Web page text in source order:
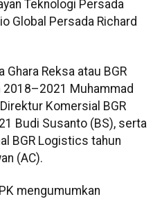
Teknologi Persada
Global Persada Richard
Ghara Reksa atau BGR
Muhammad
Komersial BGR
Budi Susanto (BS), serta
BGR Logistics tahun
(AC).
mengumumkan